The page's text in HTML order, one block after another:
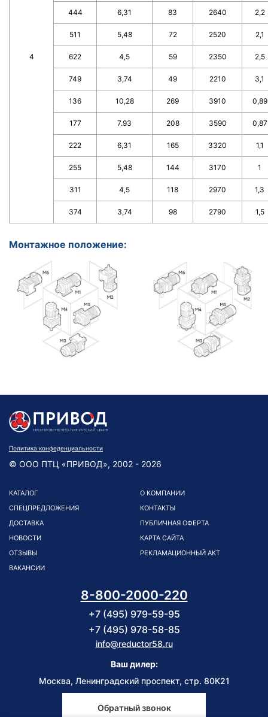
4
444 6,31 83 2640 2,2
511 5,48 72 2520 2,1
622 4,5 59 2350 2,5
749 3,74 49 2210 3,1
136 10,28 269 3910 0,89
177 7.93 208 3590 0,87
222 6,31 165 3320 1,1
255 5,48 144 3170 1
311 4,5 118 2970 1,3
374 3,74 98 2790 1,5
Монтажное положение:
Политика конфеденциальности
© ООО ПТЦ «ПРИВОД», 2002 - 2026
КАТАЛОГ
СПЕЦПРЕДЛОЖЕНИЯ
ДОСТАВКА
НОВОСТИ
ОТЗЫВЫ
ВАКАНСИИ
О КОМПАНИИ
КОНТАКТЫ
ПУБЛИЧНАЯ ОФЕРТА
КАРТА САЙТА
РЕКЛАМАЦИОННЫЙ АКТ
8-800-2000-220
+7 (495) 979-59-95
+7 (495) 978-58-85
info@reductor58.ru
Ваш дилер:
Москва, Ленинградский проспект, стр. 80К21
Обратный звонок